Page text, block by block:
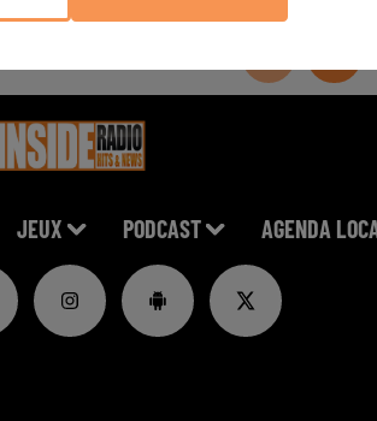
JEUX PODCAST AGENDA